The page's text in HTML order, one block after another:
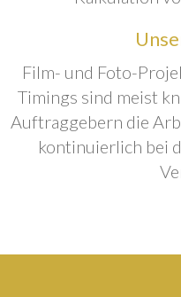
Film- und Foto-
Timings sind meist
Auftraggebern die
kontinuierlich bei